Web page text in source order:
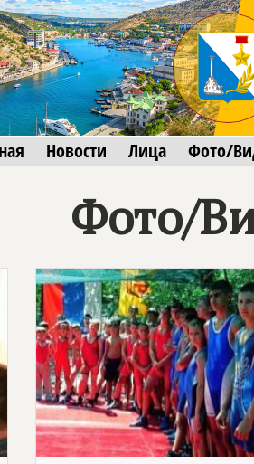
Новости Лица Фото/
Фото/